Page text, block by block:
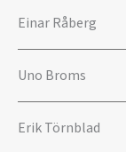
Einar Råberg
Uno Broms
Erik Törnblad